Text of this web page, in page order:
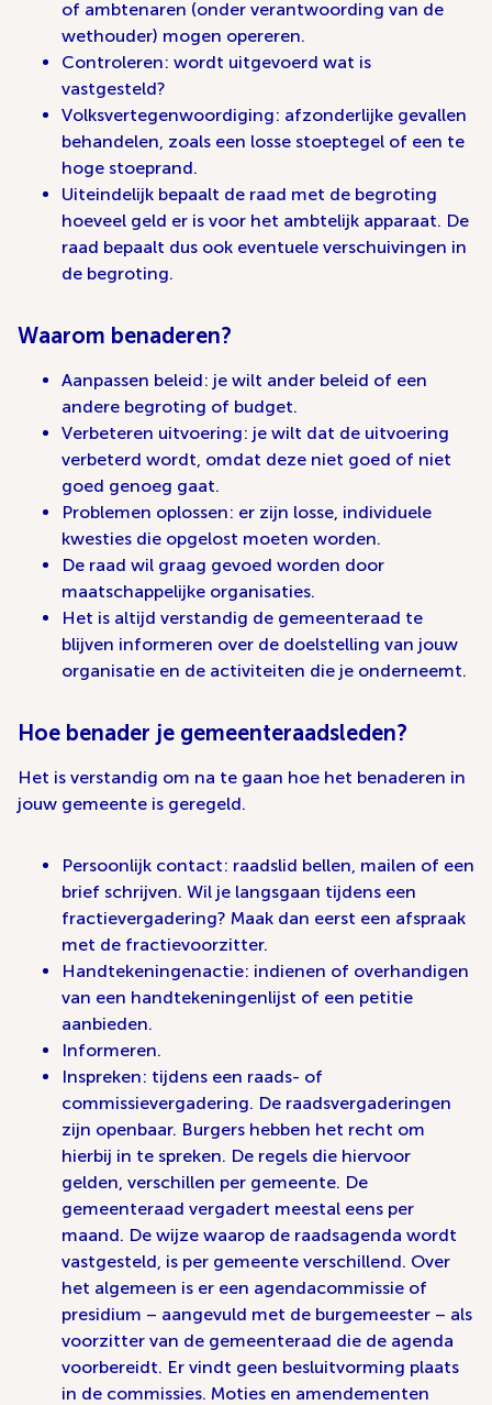
of ambtenaren (onder verantwoording van de
wethouder) mogen opereren.
Controleren: wordt uitgevoerd wat is
vastgesteld?
Volksvertegenwoordiging: afzonderlijke gevallen
behandelen, zoals een losse stoeptegel of een te
hoge stoeprand.
Uiteindelijk bepaalt de raad met de begroting
hoeveel geld er is voor het ambtelijk apparaat. De
raad bepaalt dus ook eventuele verschuivingen in
de begroting.
Waarom benaderen?
Aanpassen beleid: je wilt ander beleid of een
andere begroting of budget.
Verbeteren uitvoering: je wilt dat de uitvoering
verbeterd wordt, omdat deze niet goed of niet
goed genoeg gaat.
Problemen oplossen: er zijn losse, individuele
kwesties die opgelost moeten worden.
De raad wil graag gevoed worden door
maatschappelijke organisaties.
Het is altijd verstandig de gemeenteraad te
blijven informeren over de doelstelling van jouw
organisatie en de activiteiten die je onderneemt.
Hoe benader je gemeenteraadsleden?
Het is verstandig om na te gaan hoe het benaderen in
jouw gemeente is geregeld.
Persoonlijk contact: raadslid bellen, mailen of een
brief schrijven. Wil je langsgaan tijdens een
fractievergadering? Maak dan eerst een afspraak
met de fractievoorzitter.
Handtekeningenactie: indienen of overhandigen
van een handtekeningenlijst of een petitie
aanbieden.
Informeren.
Inspreken: tijdens een raads- of
commissievergadering. De raadsvergaderingen
zijn openbaar. Burgers hebben het recht om
hierbij in te spreken. De regels die hiervoor
gelden, verschillen per gemeente. De
gemeenteraad vergadert meestal eens per
maand. De wijze waarop de raadsagenda wordt
vastgesteld, is per gemeente verschillend. Over
het algemeen is er een agendacommissie of
presidium – aangevuld met de burgemeester – als
voorzitter van de gemeenteraad die de agenda
voorbereidt. Er vindt geen besluitvorming plaats
in de commissies. Moties en amendementen